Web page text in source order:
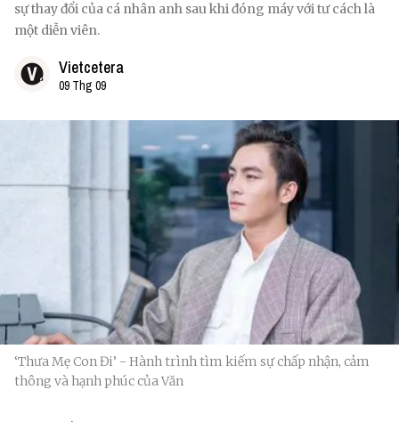
sự thay đổi của cá nhân anh sau khi đóng máy với tư cách là
một diễn viên.
Vietcetera
09 Thg 09
‘Thưa Mẹ Con Đi’ - Hành trình tìm kiếm sự chấp nhận, cảm
thông và hạnh phúc của Văn